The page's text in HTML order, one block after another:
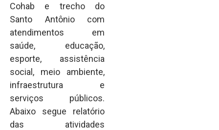
Cohab e trecho do
Santo Antônio com
atendimentos em
saúde, educação,
esporte, assistência
social, meio ambiente,
infraestrutura e
serviços públicos.
Abaixo segue relatório
das atividades